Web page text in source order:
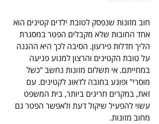
חוב מזונות שנפסק לטובת ילדים קטינים הוא
אחד החובות שלא מקבלים הפטר במסגרת
הליך חדלות פירעון. הסיבה לכך היא ההגנה
על טובת הקטינים והרצון למנוע פגיעה
במחייתם. אי תשלום מזונות נחשב "כשל
מוסרי" ופוגע בחובה לדאוג לקטינים. עם
זאת, במקרים חריגים ביותר, בית המשפט
עשוי להפעיל שיקול דעת ולאפשר הפטר גם
מחוב מזונות.